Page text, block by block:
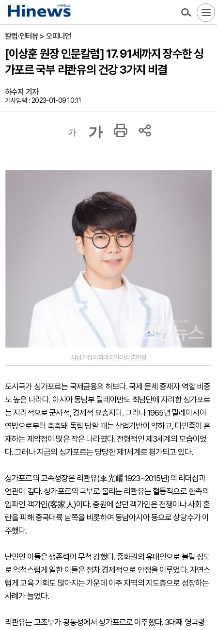
칼럼·인터뷰 > 오피니언
[이상훈 원장 인문칼럼] 17. 91세까지 장수한 싱
가포르 국부 리콴유의 건강 3가지 비결
하수지 기자
기사입력 : 2023-01-09 10:11
가 가
삼성가정의학과의원이상훈원장
도시국가 싱가포르는 국제금융의 허브다. 국제 문제 중재자 역할 비중
도 높은 나라다. 아시아 동남부 말레이반도 최남단에 자리한 싱가포르
는 지리적으로 군사적, 경제적 요충지다. 그러나 1965년 말레이시아
연방으로부터 축축돼 독립 당할 때는 산업기반이 약하고, 다민족이 혼
재하는 제약점이 많은 작은 나라였다. 전형적인 제3세계의 모습이었
다. 그러나 지금의 싱가포르는 당당한 제1세계로 평가되고 있다.
싱가포르의 고속성장은 리콴유(李光耀 1923~2015년)의 리더십과
연관이 깊다. 싱가포르의 국부로 불리는 리콴유는 혈통적으로 한족의
일파인 객가인(客家人)이다. 중원에 살던 객가인은 전쟁이나 사회 혼
란을 피해 중국대륙 남쪽을 비롯하여 동남아시아 등으로 상당수가 이
주했다.
난민인 이들은 생존력이 무척 강했다. 중화권의 유대인으로 불릴 정도
로 억척스럽게 일한 이들은 점차 경제적으로 안정을 이루었다. 자연스
럽게 교육 기회도 많아지는 가운데 이주 지역의 지도층으로 성장하는
사례가 늘었다.
리콴유는 고조부가 광동성에서 싱가포르로 이주했다. 3대째 영국령